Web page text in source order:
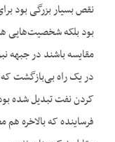
نقص بسیار بزرگی بود
بود بلکه شخصیت‌هایی
مقایسه باشند در جبهه
در یک راه بی‌بازگشت
کردن نفت تبدیل شده
فرساینده که بالاخره